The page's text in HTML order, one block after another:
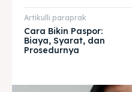
& Make a booking today
Home
Visa
& Make a booking today
Home
Visa
Artikulli paraprak
Cara Bikin Paspor:
Biaya, Syarat, dan
Prosedurnya